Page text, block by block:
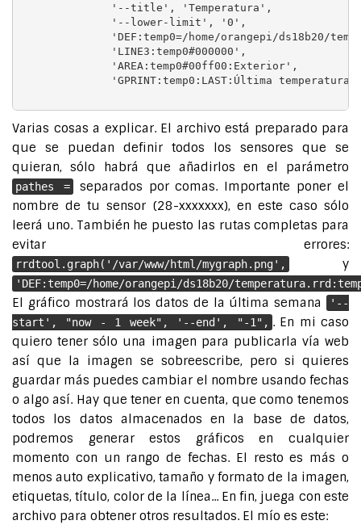
              '--title', 'Temperatura',
              '--lower-limit', '0',
'DEF:temp0=/home/orangepi/ds18b20/
              'LINE3:temp0#000000',
              'AREA:temp0#00ff00:Exterior',
'GPRINT:temp0:LAST:Última
Varias cosas a explicar. El archivo está preparado para
que se puedan definir todos los sensores que se
quieran, sólo habrá que añadirlos en el parámetro
pathes =
separados por comas. Importante poner el
nombre de tu sensor (28-xxxxxxx), en este caso sólo
leerá uno. También he puesto las rutas completas para
evitar errores:
rrdtool.graph('/var/www/html/mygraph.png', y
'DEF:temp0=/home/orangepi/ds18b20/
El gráfico mostrará los datos de la última semana
'--
start', "now - 1 week", '--end', "-1", . En mi caso
quiero tener sólo una imagen para publicarla vía web
así que la imagen se sobreescribe, pero si quieres
guardar más puedes cambiar el nombre usando fechas
o algo así. Hay que tener en cuenta, que como tenemos
todos los datos almacenados en la base de datos,
podremos generar estos gráficos en cualquier
momento con un rango de fechas. El resto es más o
menos auto explicativo, tamaño y formato de la imagen,
etiquetas, título, color de la línea... En fin, juega con este
archivo para obtener otros resultados. El mío es este: